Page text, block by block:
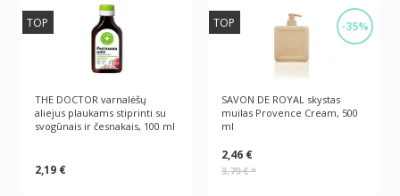
TOP
THE DOCTOR varnalėšų
aliejus plaukams stiprinti su
svogūnais ir česnakais, 100 ml
2,19 €
-35%
TOP
SAVON DE ROYAL skystas
muilas Provence Cream, 500
ml
2,46 €
3,79 €*